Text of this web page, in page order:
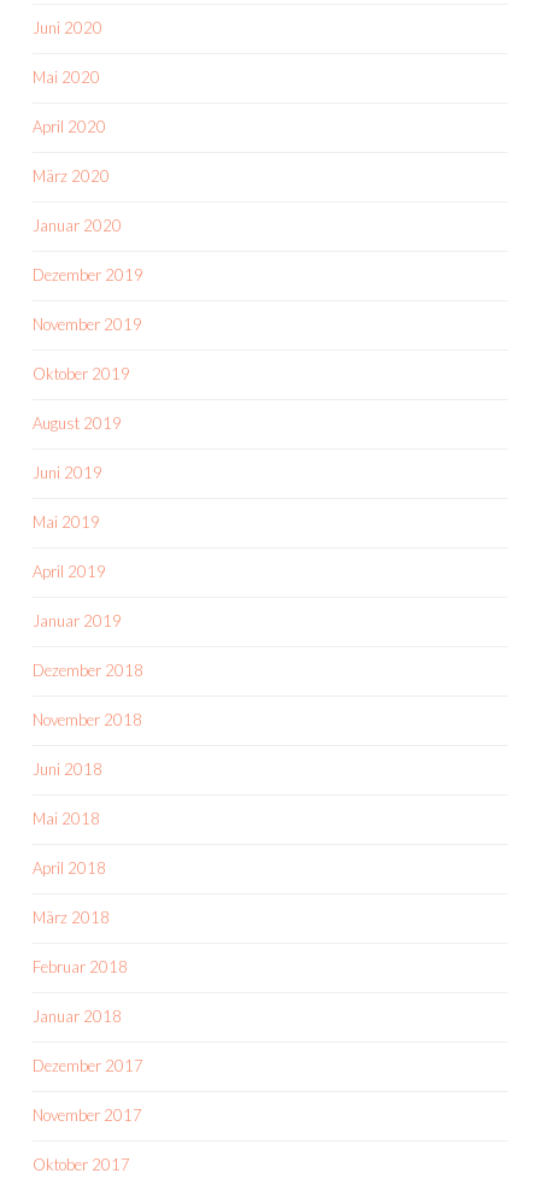
Juni 2020
Mai 2020
April 2020
März 2020
Januar 2020
Dezember 2019
November 2019
Oktober 2019
August 2019
Juni 2019
Mai 2019
April 2019
Januar 2019
Dezember 2018
November 2018
Juni 2018
Mai 2018
April 2018
März 2018
Februar 2018
Januar 2018
Dezember 2017
November 2017
Oktober 2017